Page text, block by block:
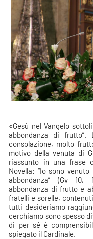
«Gesù nel Vangelo
abbondanza di
consolazione, molto
motivo della venuta di
riassunto in una frase
Novella: “Io sono
abbondanza” (Gv 10,
abbondanza di frutto e
fratelli e sorelle,
tutti desideriamo
cerchiamo sono spesso
di per sé è
spiegato il Cardinale.